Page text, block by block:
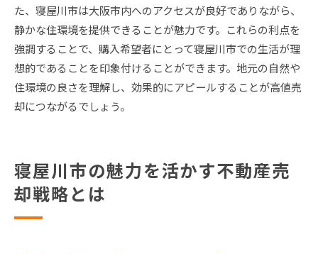
た、寝屋川市は大阪市内へのアクセスが良好でありながら、
静かな住環境を提供できることが魅力です。これらの利点を
強調することで、購入希望者にとって寝屋川市での生活が理
想的であることを印象付けることができます。地元の自然や
住環境の良さを理解し、効果的にアピールすることが高値売
却につながるでしょう。
寝屋川市の魅力を活かす不動産売
却戦略とは